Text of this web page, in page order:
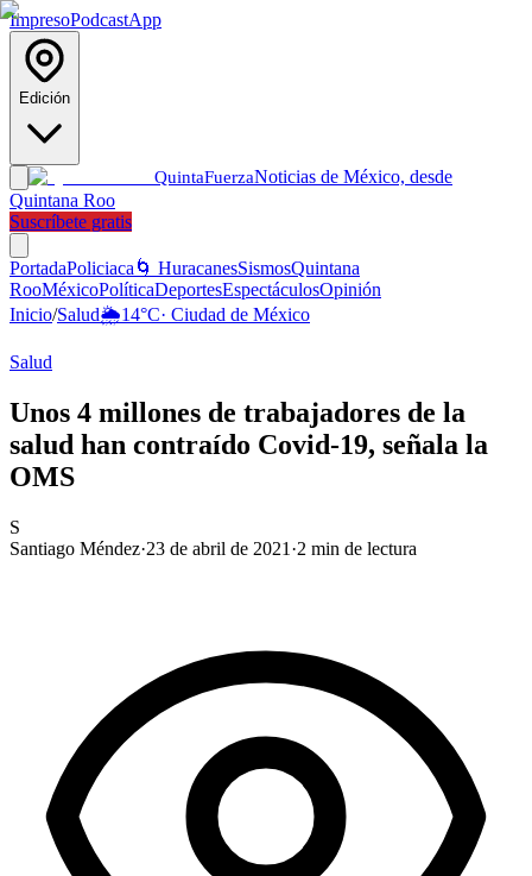
ImpresoPodcastApp
Edición
QuintaFuerzaNoticias de México, desde
Quintana Roo
Suscríbete gratis
PortadaPoliciaca 🌀 HuracanesSismosQuintana
RooMéxicoPolíticaDeportesEspectáculosOpinión
Inicio/Salud🌦️14°C· Ciudad de México
Salud
Unos 4 millones de trabajadores de la
salud han contraído Covid-19, señala la
OMS
S
Santiago Méndez·23 de abril de 2021 ·2 min de lectura